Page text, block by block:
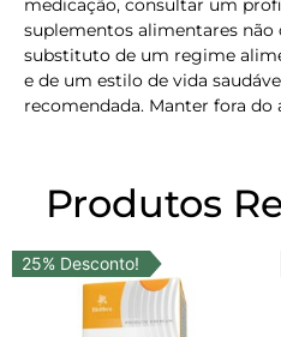
medicação, consultar um
suplementos alimentares
substituto de um regime
e de um estilo de vida
recomendada. Manter fora do
Produtos
25% Desconto!